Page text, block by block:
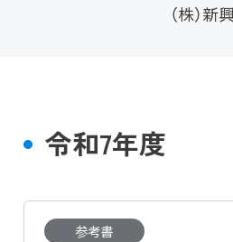
（株）
令和7年度
参考書